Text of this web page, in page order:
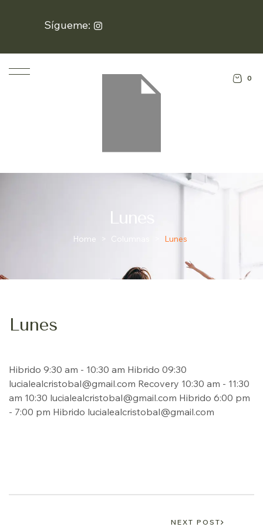
Sígueme:
0
Lunes
Home > Columnas Lunes
Lunes
Hibrido 9:30 am - 10:30 am Hibrido 09:30
lucialealcristobal@gmail.com Recovery 10:30 am - 11:30
am 10:30 lucialealcristobal@gmail.com Hibrido 6:00 pm
- 7:00 pm Hibrido lucialealcristobal@gmail.com
NEXT POST